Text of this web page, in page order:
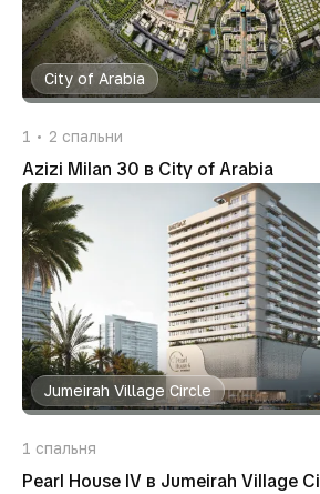
City of Arabia
1 2 спальни
Azizi Milan 30 в City of Arabia
Jumeirah Village Circle
1 спальня
Pearl House IV в Jumeirah Village